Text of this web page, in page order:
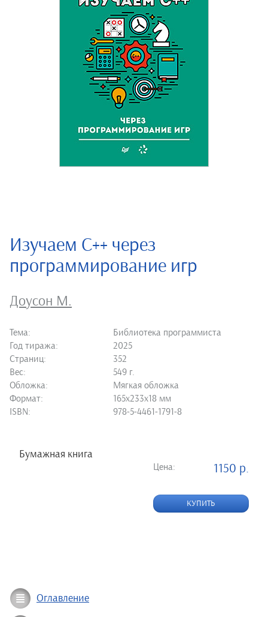
Изучаем C++ через
программирование игр
Доусон М.
Тема:
Библиотека программиста
Год тиража:
2025
Страниц:
352
Вес:
549 г.
Обложка:
Мягкая обложка
Формат:
165х233х18 мм
ISBN:
978-5-4461-1791-8
Бумажная книга
Цена: 1150 р.
КУПИТЬ
Оглавление